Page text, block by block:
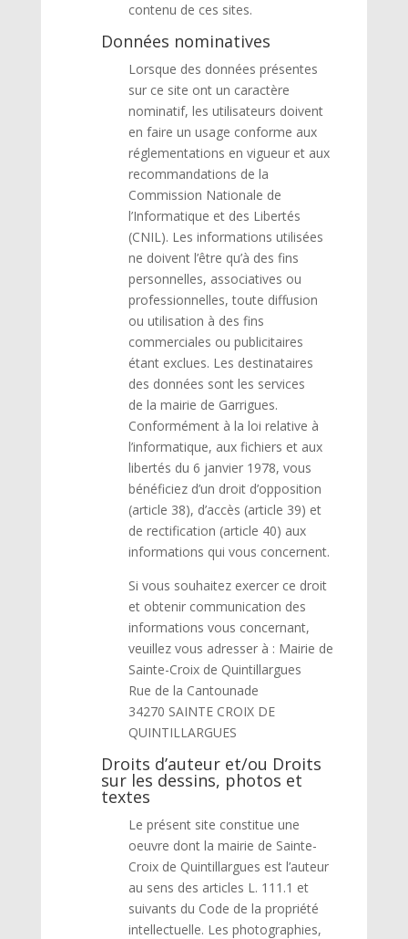
contenu de ces sites.
Données nominatives
Lorsque des données présentes
sur ce site ont un caractère
nominatif, les utilisateurs doivent
en faire un usage conforme aux
réglementations en vigueur et aux
recommandations de la
Commission Nationale de
l’Informatique et des Libertés
(CNIL). Les informations utilisées
ne doivent l’être qu’à des fins
personnelles, associatives ou
professionnelles, toute diffusion
ou utilisation à des fins
commerciales ou publicitaires
étant exclues. Les destinataires
des données sont les services
de la mairie de Garrigues.
Conformément à la loi relative à
l’informatique, aux fichiers et aux
libertés du 6 janvier 1978, vous
bénéficiez d’un droit d’opposition
(article 38), d’accès (article 39) et
de rectification (article 40) aux
informations qui vous concernent.
Si vous souhaitez exercer ce droit
et obtenir communication des
informations vous concernant,
veuillez vous adresser à : Mairie de
Sainte-Croix de Quintillargues
Rue de la Cantounade
34270 SAINTE CROIX DE
QUINTILLARGUES
Droits d’auteur et/ou Droits
sur les dessins, photos et
textes
Le présent site constitue une
oeuvre dont la mairie de Sainte-
Croix de Quintillargues est l’auteur
au sens des articles L. 111.1 et
suivants du Code de la propriété
intellectuelle. Les photographies,